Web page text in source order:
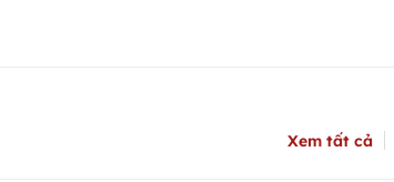
Xem tất cả